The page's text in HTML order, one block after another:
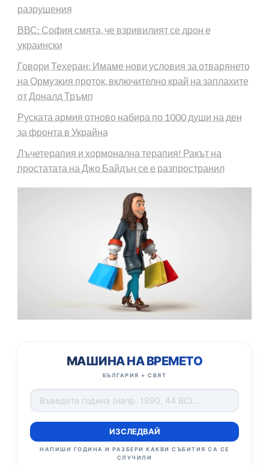
разрушения
ВВС: София смята, че взривилият се дрон е
украински
Говори Техеран: Имаме нови условия за отварянето
на Ормузкия проток, включително край на заплахите
от Доналд Тръмп
Руската армия отново набира по 1000 души на ден
за фронта в Украйна
Лъчетерапия и хормонална терапия! Ракът на
простатата на Джо Байдън се е разпространил
МАШИНА НА ВРЕМЕТО
БЪЛГАРИЯ + СВЯТ
ИЗСЛЕДВАЙ
НАПИШИ ГОДИНА И РАЗБЕРИ КАКВИ СЪБИТИЯ СА СЕ
СЛУЧИЛИ